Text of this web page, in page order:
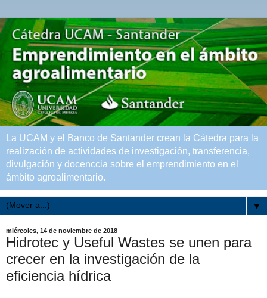
La UCAM y el Banco de Santander crean la Cátedra para la
realización de actividades de investigación, transferencia,
divulgación y docenccia sobre el emprendimiento en el
ámbito agroalimentario.
▼
miércoles, 14 de noviembre de 2018
Hidrotec y Useful Wastes se unen para
crecer en la investigación de la
eficiencia hídrica